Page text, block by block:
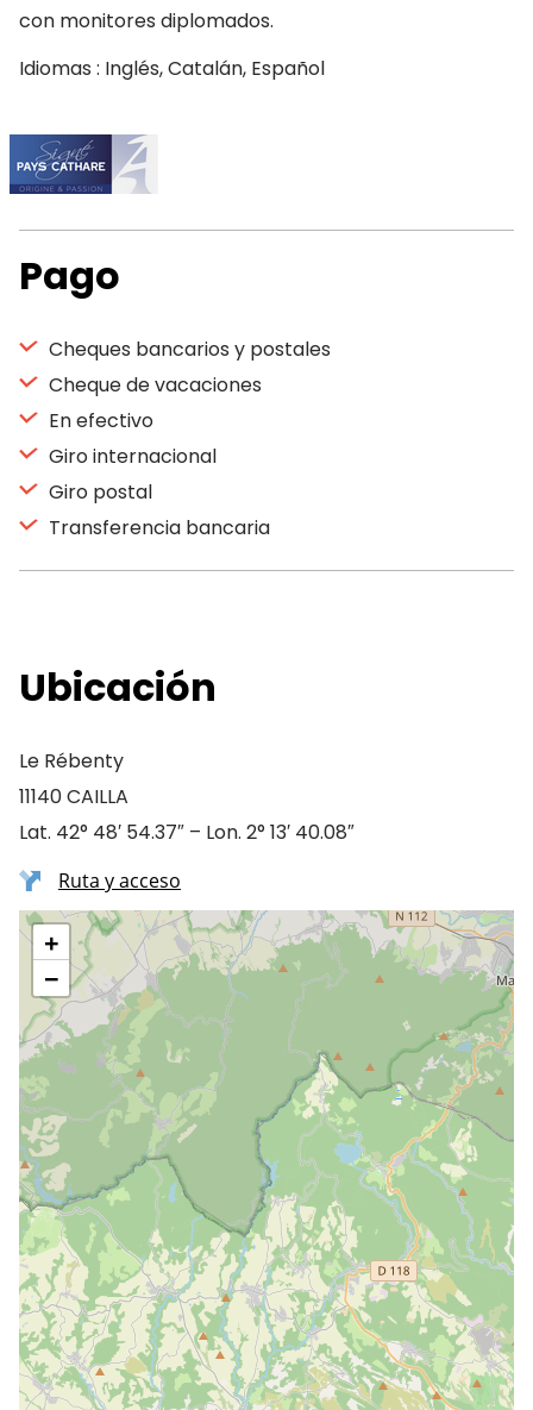
con monitores diplomados.
Idiomas : Inglés, Catalán, Español
Pago
Cheques bancarios y postales
Cheque de vacaciones
En efectivo
Giro internacional
Giro postal
Transferencia bancaria
Ubicación
Le Rébenty
11140 CAILLA
Lat. 42° 48′ 54.37″ – Lon. 2° 13′ 40.08″
Ruta y acceso
+
−